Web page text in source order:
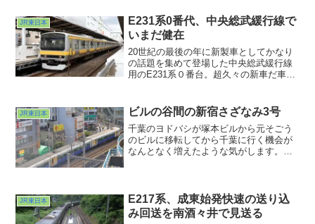
礼。が、この日は１本だけE217系が一緒
に並んでいたのです。
JR東日本
E231系0番代、中央総武緩行線で
いまだ健在
20世紀の最後の年に新製車としてかなり
の話題を集めて登場した中央総武緩行線
用のE231系０番台。超久々の新車だ車体
JR東日本 ビルの谷間の新宿さざなみ3号
千葉のヨドバシが塚本ビルから元そごう
のビルに移転してから千葉に行く機会が
なんとなく増えたような気がします。電
に車を停めてふと、ここから線路が見え
るじゃん、と
JR東日本
E217系、成東始発快速の送り込
み回送を南酒々井で見送る